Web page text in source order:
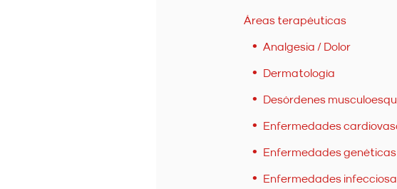
Áreas terapéuticas
Analgesia / Dolor
Dermatología
Desórdenes
Enfermedades
Enfermedades
Enfermedades